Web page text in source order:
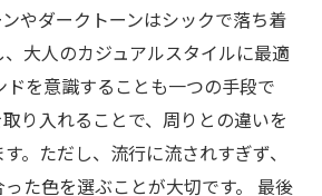
やダークトーンはシックで落ち着
大人のカジュアルスタイルに最適
ドを意識することも一つの手段で
り入れることで、周りとの違いを
。ただし、流行に流されすぎず、
た色を選ぶことが大切です。 最後